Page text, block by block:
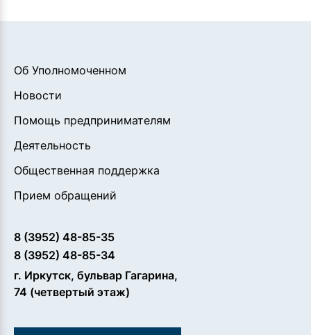
Об Уполномоченном
Новости
Помощь предпринимателям
Деятельность
Общественная поддержка
Прием обращений
8 (3952) 48-85-35
8 (3952) 48-85-34
г. Иркутск, бульвар Гагарина,
74 (четвертый этаж)